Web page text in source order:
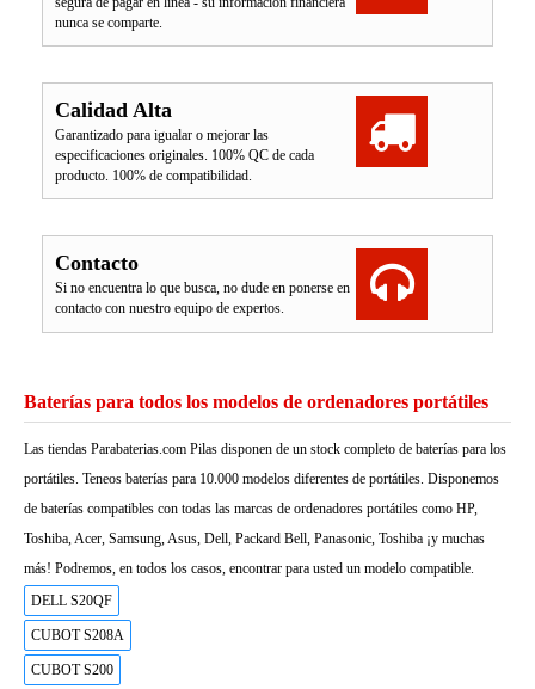
nunca se comparte.
Calidad Alta
Garantizado para igualar o mejorar las
especificaciones originales. 100% QC de cada
producto. 100% de compatibilidad.
Contacto
Si no encuentra lo que busca, no dude en ponerse en
contacto con nuestro equipo de expertos.
Baterías para todos los modelos de ordenadores portátiles
Las tiendas Parabaterias.com Pilas disponen de un stock completo de baterías para los
portátiles. Teneos baterías para 10.000 modelos diferentes de portátiles. Disponemos
de baterías compatibles con todas las marcas de ordenadores portátiles como HP,
Toshiba, Acer, Samsung, Asus, Dell, Packard Bell, Panasonic, Toshiba ¡y muchas
más! Podremos, en todos los casos, encontrar para usted un modelo compatible.
DELL S20QF
CUBOT S208A
CUBOT S200